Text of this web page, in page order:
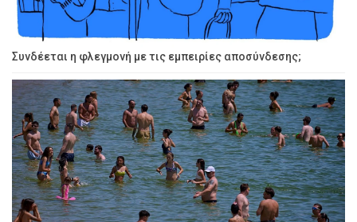
Συνδέεται η φλεγμονή με τις εμπειρίες αποσύνδεσης;